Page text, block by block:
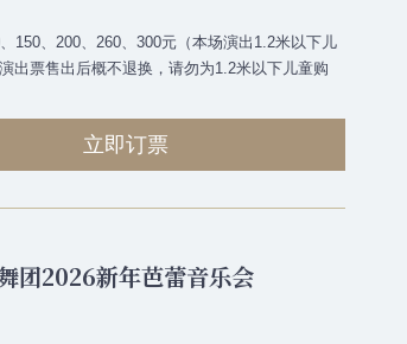
150、200、260、300元（本场演出1.2米以下儿
出票售出后概不退换，请勿为1.2米以下儿童购
立即订票
团2026新年芭蕾音乐会